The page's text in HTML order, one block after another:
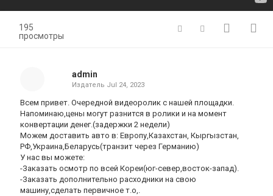
195
просмотры
admin
Издатель Jul 24, 2023
Всем привет. Очередной видеоролик с нашей площадки.
Напоминаю,цены могут разнится в ролики и на момент
конвертации денег.(задержки 2 недели)
Можем доставить авто в: Европу,Казахстан, Кыргызстан,
РФ,Украина,Беларусь(транзит через Германию)
У нас вы можете:
-Заказать осмотр по всей Кореи(юг-север,восток-запад).
-Заказать дополнительно расходники на свою
машину,сделать первичное т.о,.